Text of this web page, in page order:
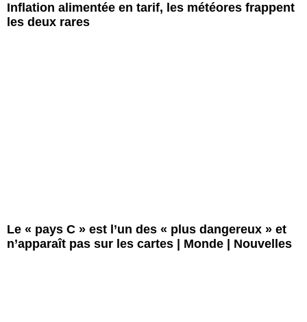
Inflation alimentée en tarif, les météores frappent
les deux rares
Le « pays C » est l’un des « plus dangereux » et
n’apparaît pas sur les cartes | Monde | Nouvelles